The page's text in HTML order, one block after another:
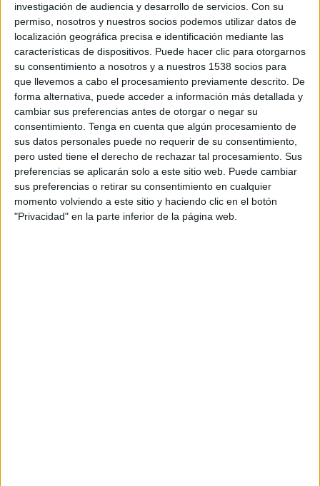
investigación de audiencia y desarrollo de servicios. Con su
permiso, nosotros y nuestros socios podemos utilizar datos de
localización geográfica precisa e identificación mediante las
características de dispositivos. Puede hacer clic para otorgarnos
su consentimiento a nosotros y a nuestros 1538 socios para
que llevemos a cabo el procesamiento previamente descrito. De
forma alternativa, puede acceder a información más detallada y
cambiar sus preferencias antes de otorgar o negar su
consentimiento. Tenga en cuenta que algún procesamiento de
sus datos personales puede no requerir de su consentimiento,
pero usted tiene el derecho de rechazar tal procesamiento. Sus
preferencias se aplicarán solo a este sitio web. Puede cambiar
sus preferencias o retirar su consentimiento en cualquier
momento volviendo a este sitio y haciendo clic en el botón
"Privacidad" en la parte inferior de la página web.
IMPRIMIR
TWEET
SHARE
ENVIAR